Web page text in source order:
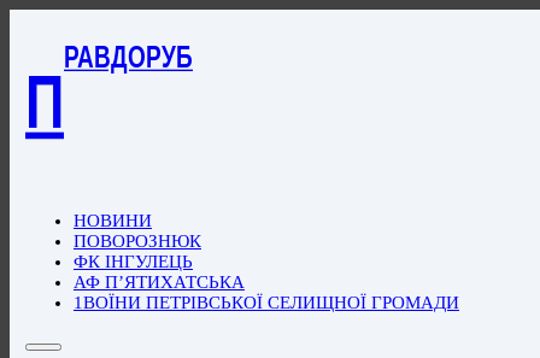
П
РАВДОРУБ
НОВИНИ
ПОВОРОЗНЮК
ФК ІНГУЛЕЦЬ
АФ П’ЯТИХАТСЬКА
1ВОЇНИ ПЕТРІВСЬКОЇ СЕЛИЩНОЇ ГРОМАДИ